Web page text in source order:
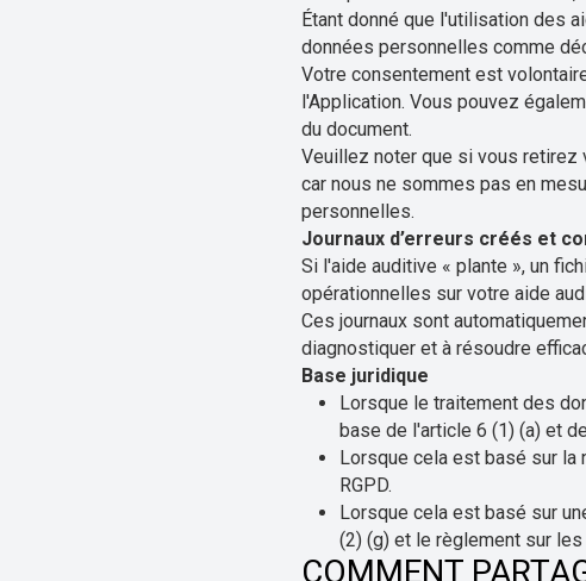
Étant donné que l'utilisation des
données personnelles comme
Votre consentement est
l'Application. Vous pouvez
du document.
Veuillez noter que si vous retirez
car nous ne sommes pas en
personnelles.
Journaux d’erreurs créés et
Si l'aide auditive « plante », un
opérationnelles sur votre aide
Ces journaux sont
diagnostiquer et à résoudre
Base juridique
Lorsque le traitement des
base de l'article 6 (1) (a) et
Lorsque cela est basé sur la
RGPD.
Lorsque cela est basé sur
(2) (g) et le règlement sur
COMMENT